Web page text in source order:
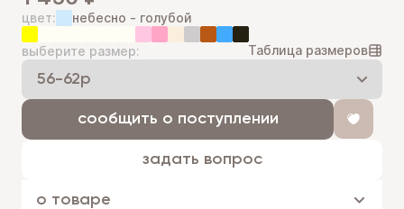
цвет: небесно - голубой
выберите размер: Таблица размеров
сообщить о поступлении
задать вопрос
о товаре